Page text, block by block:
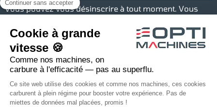
Vous pouvez vous désinscrire à tout moment. Vous
les conditions d'utilisation du site.
Réseaux sociaux
FacebookYouTubeInstagram
LinkedIn